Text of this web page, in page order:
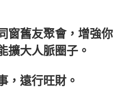
窗舊友聚會，增強你
擴大人脈圈子。
，遠行旺財。